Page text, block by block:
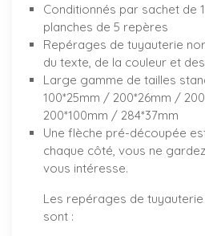
Conditionnés par sachet de
planches de 5 repères
Repérages de tuyauterie
du texte, de la couleur et
Large gamme de tailles
100*25mm / 200*26mm /
200*100mm / 284*37mm
Une flèche pré-découpée
chaque côté, vous ne
vous intéresse.
Les repérages de tuyauterie
sont :